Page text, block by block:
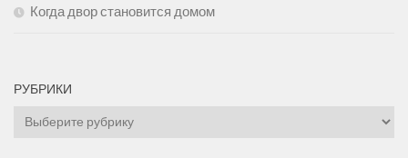
Когда двор становится домом
РУБРИКИ
Рубрики